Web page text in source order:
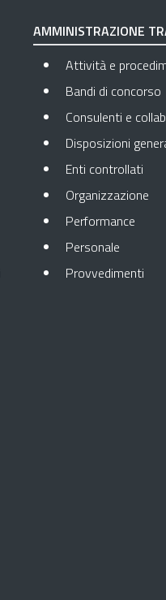
AMMINISTRAZIONE
Attività e
Bandi di concorso
Consulenti e
Disposizioni
Enti controllati
Organizzazione
Performance
Personale
Provvedimenti